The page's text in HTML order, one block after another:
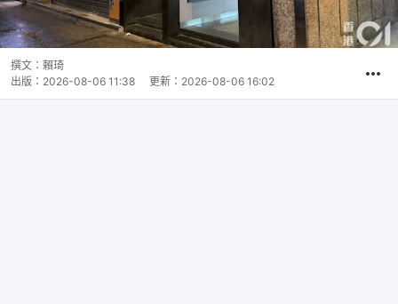
撰文： 賴琦
出版： 2026-08-06 11:38 更新： 2026-08-06 16:02